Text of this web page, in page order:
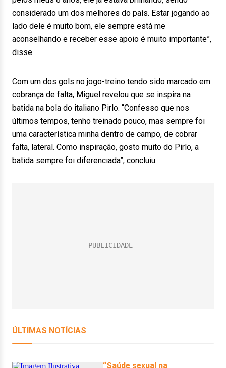
considerado um dos melhores do país. Estar jogando ao
lado dele é muito bom, ele sempre está me
aconselhando e receber esse apoio é muito importante”,
disse.
Com um dos gols no jogo-treino tendo sido marcado em
cobrança de falta, Miguel revelou que se inspira na
batida na bola do italiano Pirlo. “Confesso que nos
últimos tempos, tenho treinado pouco, mas sempre foi
uma característica minha dentro de campo, de cobrar
falta, lateral. Como inspiração, gosto muito do Pirlo, a
batida sempre foi diferenciada”, concluiu.